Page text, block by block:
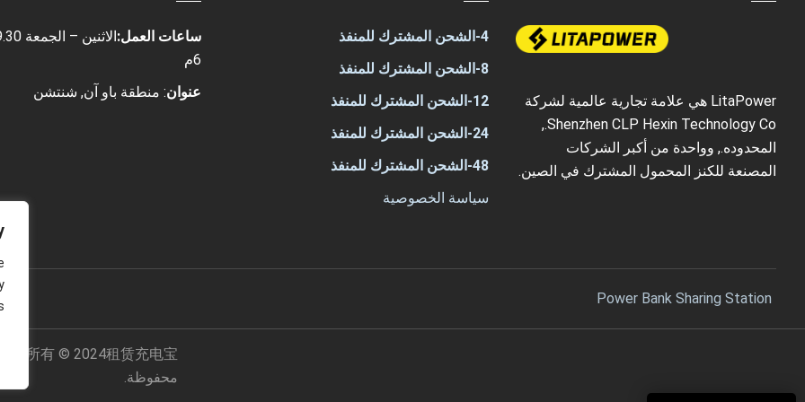
LitaPower هي علامة تجارية عالمية لشركة
Shenzhen CLP Hexin Technology Co.,
المحدوده., وواحدة من أكبر الشركات
المصنعة للكنز المحمول المشترك في الصين.
4-الشحن المشترك للمنفذ
8-الشحن المشترك للمنفذ
12-الشحن المشترك للمنفذ
24-الشحن المشترك للمنفذ
48-الشحن المشترك للمنفذ
سياسة الخصوصية
ساعات العمل:
6م
عنوان: منطقة باو آن, شنتشن
Power Bank Sharing Station
权所有 © 2024租赁充电宝，مصنعي بنك الطاقة المشترك - litapower
محفوظة.